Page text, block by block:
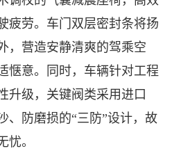
疲劳。车门双层密封条将扬
，营造安静清爽的驾乘空
惬意。同时，车辆针对工程
升级，关键阀类采用进口
、防磨损的“三防”设计，故
忧。